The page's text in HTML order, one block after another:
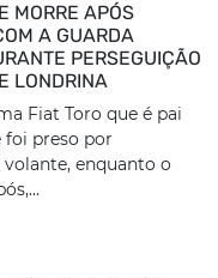
MORRE APÓS
A GUARDA
PERSEGUIÇÃO
LONDRINA
Fiat Toro que é pai
foi preso por
enquanto o